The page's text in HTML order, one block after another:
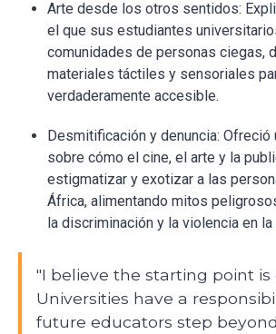
Arte desde los otros sentidos:
el que sus estudiantes
comunidades de personas ciegas,
materiales táctiles y sensoriales
verdaderamente accesible.
Desmitificación y denuncia:
sobre cómo el cine, el arte y la
estigmatizar y exotizar a las
África, alimentando mitos
la discriminación y la violencia en la
"I believe the starting point is
Universities have a
future educators step